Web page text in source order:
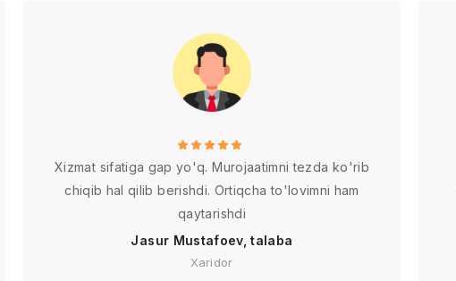
Xizmat sifatiga gap yo'q. Murojaatimni tezda ko'rib
chiqib hal qilib berishdi. Ortiqcha to'lovimni ham
qaytarishdi
Jasur Mustafoev, talaba
Xaridor